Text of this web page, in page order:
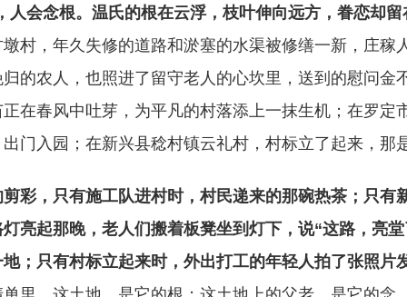
人会念根。温氏的根在云浮，枝叶伸向远方，眷恋却
村，年久失修的道路和淤塞的水渠被修缮一新，庄
的农人，也照进了留守老人的心坎里，送到的慰问
在春风中吐芽，为平凡的村落添上一抹生机；在罗
门入园；在新兴县稔村镇云礼村，村标立了起来，那
彩，只有施工队进村时，村民递来的那碗热茶；只
亮起那晚，老人们搬着板凳坐到灯下，说“这路，亮
；只有村标立起来时，外出打工的年轻人拍了张照片